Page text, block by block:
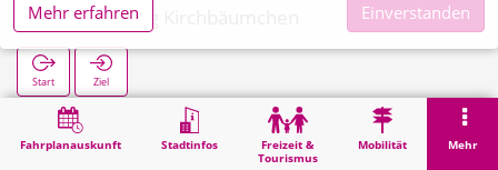
Fahrplanauskunft Stadtinfos
Freizeit &
Tourismus
Mobilität Mehr
Laurensberg Kirchbäumchen
Start Ziel
Suche Laurensberg Kirchbäumchen
Mehr erfahren
Einverstanden